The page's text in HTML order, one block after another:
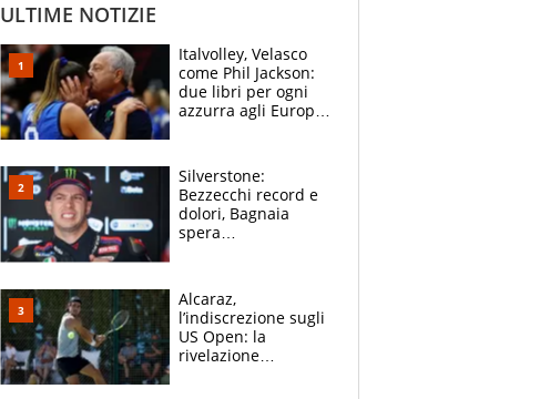
ULTIME NOTIZIE
Italvolley, Velasco
come Phil Jackson:
due libri per ogni
azzurra agli Europei.
Silverstone:
Bezzecchi record e
dolori, Bagnaia
spera
e vota Aprilia
Alcaraz,
l’indiscrezione sugli
US Open: la
rivelazione